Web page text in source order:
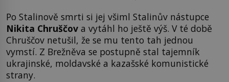
Po Stalinově smrti si jej všiml Stalinův nástupce
Nikita Chruščov a vytáhl ho ještě výš. V té době
Chruščov netušil, že se mu tento tah jednou
vymstí. Z Brežněva se postupně stal tajemník
ukrajinské, moldavské a kazašské komunistické
strany.